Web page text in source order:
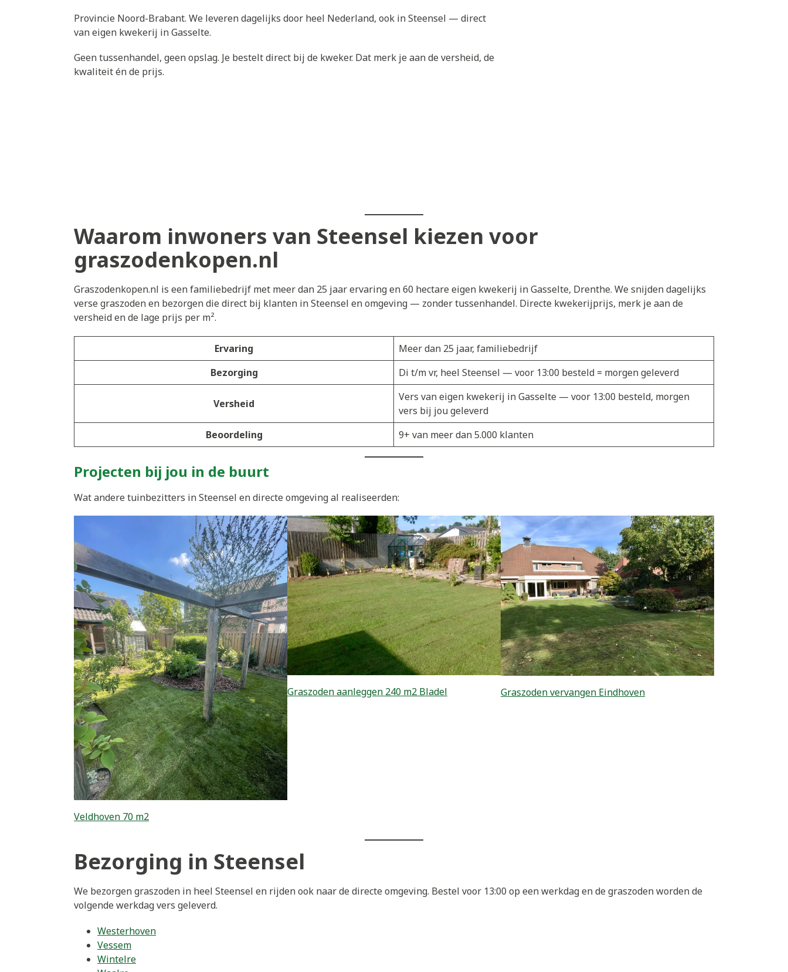
Provincie Noord-Brabant. We leveren dagelijks door heel Nederland, ook in Steensel — direct
van eigen kwekerij in Gasselte.
Geen tussenhandel, geen opslag. Je bestelt direct bij de kweker. Dat merk je aan de versheid, de
kwaliteit én de prijs.
Waarom inwoners van Steensel kiezen voor
graszodenkopen.nl
Graszodenkopen.nl is een familiebedrijf met meer dan 25 jaar ervaring en 60 hectare eigen kwekerij in Gasselte, Drenthe. We snijden dagelijks
verse graszoden en bezorgen die direct bij klanten in Steensel en omgeving — zonder tussenhandel. Directe kwekerijprijs, merk je aan de
versheid en de lage prijs per m².
Ervaring
Meer dan 25 jaar, familiebedrijf
Bezorging
Di t/m vr, heel Steensel — voor 13:00 besteld = morgen geleverd
Versheid
Vers van eigen kwekerij in Gasselte — voor 13:00 besteld, morgen
vers bij jou geleverd
Beoordeling
9+ van meer dan 5.000 klanten
Projecten bij jou in de buurt
Wat andere tuinbezitters in Steensel en directe omgeving al realiseerden:
Veldhoven 70 m2
Graszoden aanleggen 240 m2 Bladel Graszoden vervangen Eindhoven
Bezorging in Steensel
We bezorgen graszoden in heel Steensel en rijden ook naar de directe omgeving. Bestel voor 13:00 op een werkdag en de graszoden worden de
volgende werkdag vers geleverd.
Westerhoven
Vessem
Wintelre